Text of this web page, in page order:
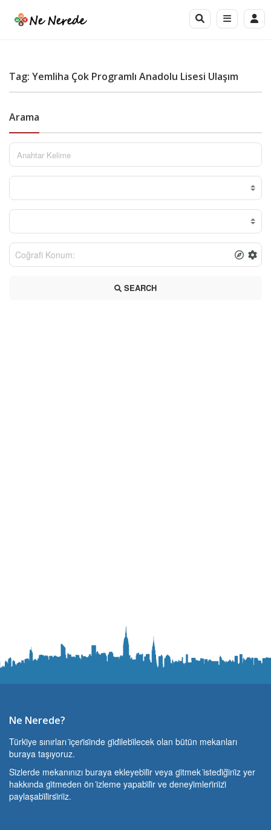
Tag: Yemliha Çok Programlı Anadolu Lisesi Ulaşım
Arama
SEARCH
Ne Nerede?
Türki̇ye sınırları i̇çeri̇si̇nde gi̇di̇lebi̇lecek olan bütün mekanları
buraya taşıyoruz.
Si̇zlerde mekanınızı buraya ekleyebi̇li̇r veya gi̇tmek i̇stedi̇ği̇ni̇z yer
hakkında gi̇tmeden ön i̇zleme yapabi̇li̇r ve deneyi̇mleri̇ni̇zi̇
paylaşabi̇li̇rsi̇ni̇z.